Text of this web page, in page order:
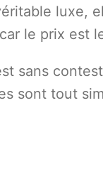
luxe,
le prix est
sans
sont tout